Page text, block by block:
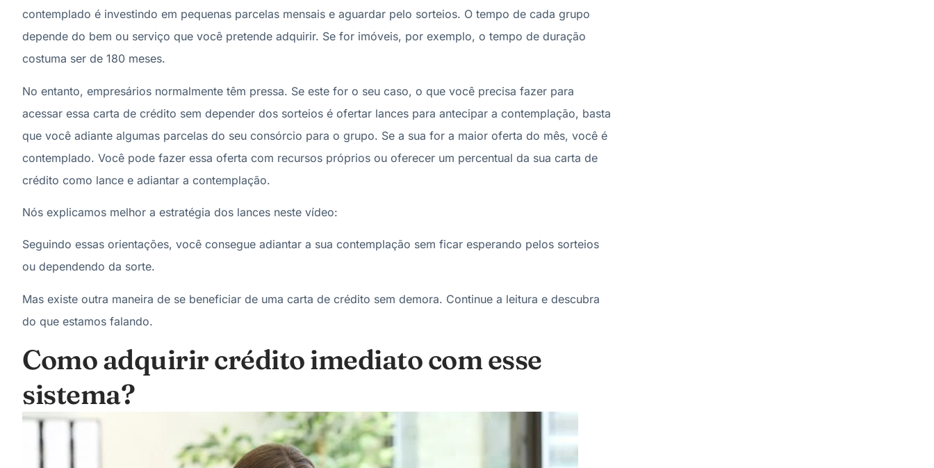
contemplado é investindo em pequenas parcelas mensais e aguardar pelo sorteios. O tempo de cada grupo
depende do bem ou serviço que você pretende adquirir. Se for imóveis, por exemplo, o tempo de duração
costuma ser de 180 meses.
No entanto, empresários normalmente têm pressa. Se este for o seu caso, o que você precisa fazer para
acessar essa carta de crédito sem depender dos sorteios é ofertar lances para antecipar a contemplação, basta
que você adiante algumas parcelas do seu consórcio para o grupo. Se a sua for a maior oferta do mês, você é
contemplado. Você pode fazer essa oferta com recursos próprios ou oferecer um percentual da sua carta de
crédito como lance e adiantar a contemplação.
Nós explicamos melhor a estratégia dos lances neste vídeo:
Seguindo essas orientações, você consegue adiantar a sua contemplação sem ficar esperando pelos sorteios
ou dependendo da sorte.
Mas existe outra maneira de se beneficiar de uma carta de crédito sem demora. Continue a leitura e descubra
do que estamos falando.
Como adquirir crédito imediato com esse
sistema?